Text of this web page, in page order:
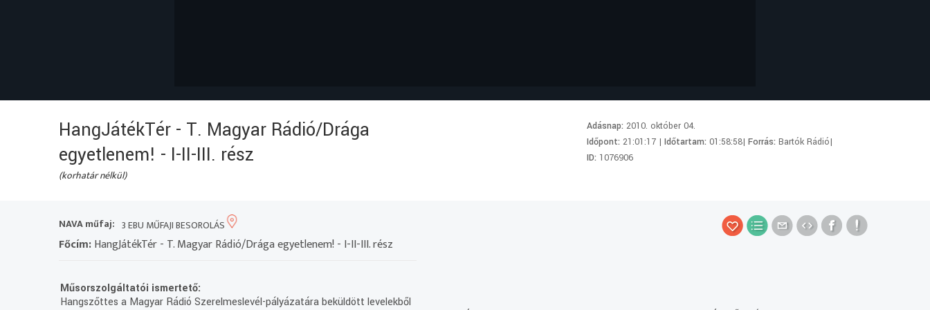
HangJátékTér - T. Magyar Rádió/Drága
egyetlenem! - I-II-III. rész
(korhatár nélkül)
Adásnap:2010. október 04.
Időpont:21:01:17 |Időtartam:01:58:58|Forrás:Bartók Rádió|
ID: 1076906
NAVA műfaj: 3 EBU MŰFAJI BESOROLÁS
Főcím:HangJátékTér - T. Magyar Rádió/Drága egyetlenem! - I-II-III. rész
Műsorszolgáltatói ismertető:
Hangszőttes a Magyar Rádió Szerelmeslevél-pályázatára beküldött levelekből